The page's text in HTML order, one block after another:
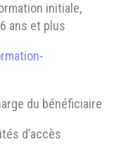
initiale,
ans et plus
du bénéficiaire
d’accès